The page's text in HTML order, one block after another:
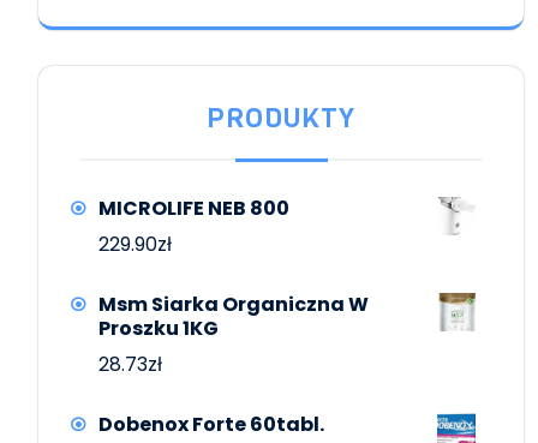
PRODUKTY
MICROLIFE NEB 800
229.90zł
Msm Siarka Organiczna W
Proszku 1KG
28.73zł
Dobenox Forte 60tabl.